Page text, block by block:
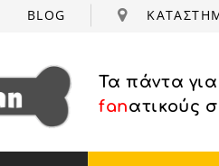
BLOG
Τα πάντα
fanατικούς